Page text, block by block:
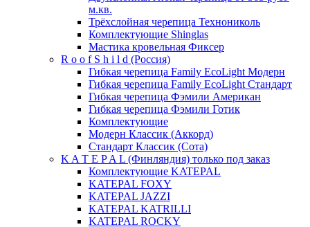
м.кв.
Трёхслойная черепица Технониколь
Комплектующие Shinglas
Мастика кровельная Фиксер
R o o f S h i l d (Россия)
Гибкая черепица Family ЕсоLight Модерн
Гибкая черепица Family ЕсоLight Стандарт
Гибкая черепица Фэмили Американ
Гибкая черепица Фэмили Готик
Комплектующие
Модерн Классик (Аккорд)
Стандарт Классик (Сота)
K A T E P A L (Финляндия) только под заказ
Комплектующие KATEPAL
KATEPAL FOXY
KATEPAL JAZZI
KATEPAL KATRILLI
KATEPAL ROCKY